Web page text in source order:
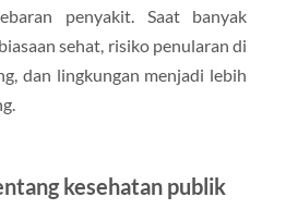
penyakit. Saat banyak
sehat, risiko penularan di
dan lingkungan menjadi lebih
kesehatan publik